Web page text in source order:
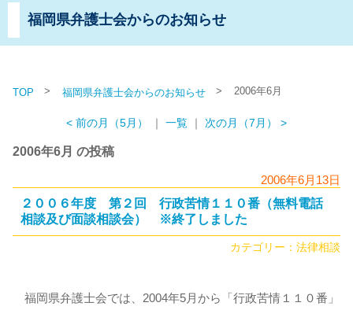
福岡県弁護士会からのお知らせ
TOP > 福岡県弁護士会からのお知らせ > 2006年6月
< 前の月（5月） ｜ 一覧 ｜ 次の月（7月） >
2006年6月 の投稿
2006年6月13日
２００６年度 第２回 行政苦情１１０番（無料電話
相談及び面談相談会） ※終了しました
カテゴリー： 法律相談
福岡県弁護士会では、2004年5月から「行政苦情１１０番」